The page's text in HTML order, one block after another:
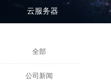
云服务器
全部
公司新闻